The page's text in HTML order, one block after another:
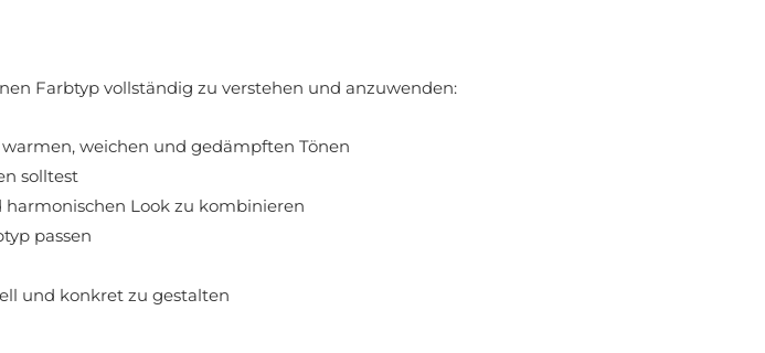
Farbtyp vollständig zu verstehen und anzuwenden:
weichen und gedämpften Tönen
solltest
Look zu kombinieren
passen
und konkret zu gestalten